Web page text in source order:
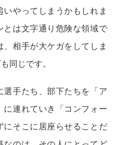
やってしまうかもしれま
は文字通り危険な領域で
相手が大ケガをしてしま
同じです。
手たち、部下たちを「ア
連れていき「コンフォー
にそこに居座らせることだ